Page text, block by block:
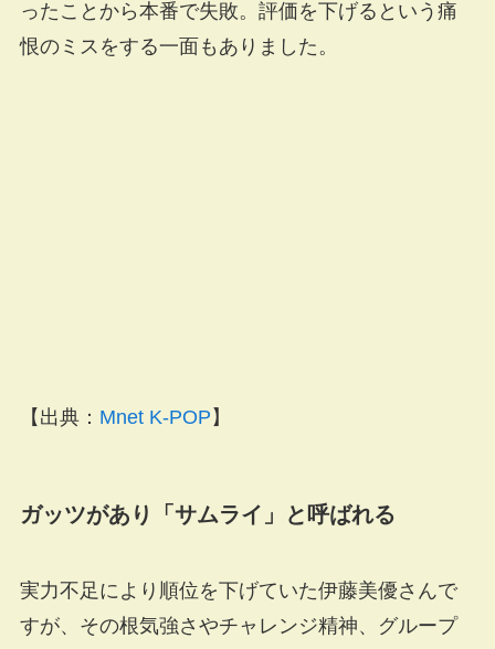
ったことから本番で失敗。評価を下げるという痛
恨のミスをする一面もありました。
【出典： Mnet K-POP 】
ガッツがあり「サムライ」と呼ばれる
実力不足により順位を下げていた伊藤美優さんで
すが、その根気強さやチャレンジ精神、グループ